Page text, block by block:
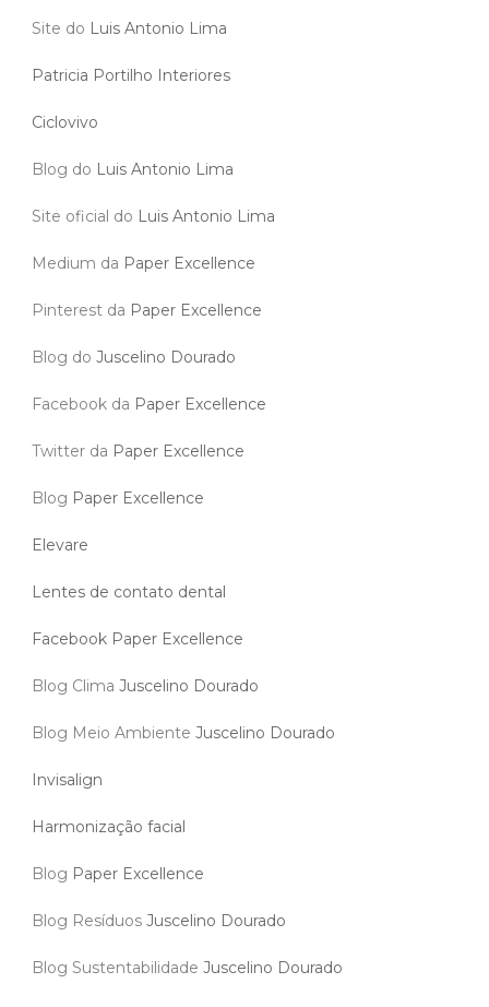
Site do Luis Antonio Lima
Patricia Portilho Interiores
Ciclovivo
Blog do Luis Antonio Lima
Site oficial do Luis Antonio Lima
Medium da Paper Excellence
Pinterest da Paper Excellence
Blog do Juscelino Dourado
Facebook da Paper Excellence
Twitter da Paper Excellence
Blog Paper Excellence
Elevare
Lentes de contato dental
Facebook Paper Excellence
Blog Clima Juscelino Dourado
Blog Meio Ambiente Juscelino Dourado
Invisalign
Harmonização facial
Blog Paper Excellence
Blog Resíduos Juscelino Dourado
Blog Sustentabilidade Juscelino Dourado